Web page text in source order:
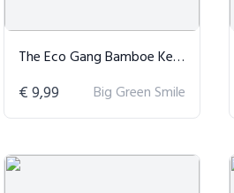
The Eco Gang Bamboe Keukenrol - Herbruikbaar & Duurzaam
€ 9,99 Big Green Smile